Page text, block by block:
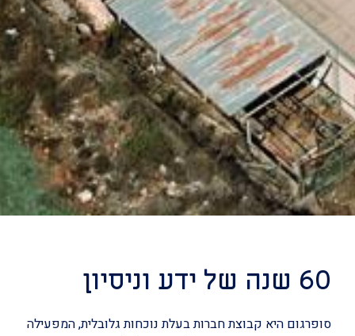
60 שנה של ידע וניסיון
סופרגום היא קבוצת חברות בעלת נוכחות גלובלית, המפעילה